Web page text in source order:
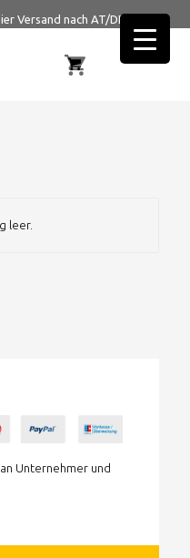
Versand nach AT/DE
leer.
Unternehmer und